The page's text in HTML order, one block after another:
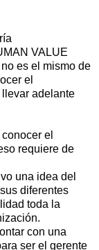
VALUE
es el mismo de
el
adelante
el
requiere de
una idea del
diferentes
toda la
con una
ser el gerente